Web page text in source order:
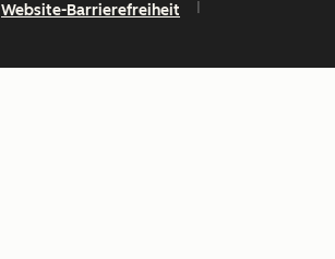
Website-Barrierefreiheit